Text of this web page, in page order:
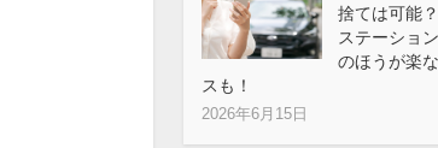
捨ては可能
ステーショ
のほうが楽
スも！
2026年6月15日